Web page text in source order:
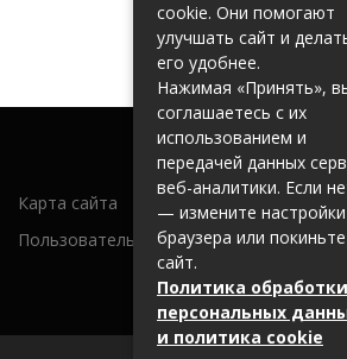
Карта сайта
Пользовательское соглашение
cookie. Они помогают
улучшать сайт и
его удобнее.
Нажимая «Принять»,
соглашаетесь с их
использованием и
передачей данных
веб-аналитики. Если
— измените настройки
браузера или покиньте
сайт.
Политика обработки
персональных
и политика cookie